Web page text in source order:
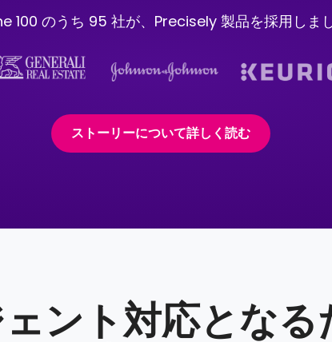
100 のうち 95 社が、Precisely 製品を採用しまし
ストーリーについて詳しく読む
ント対応とな